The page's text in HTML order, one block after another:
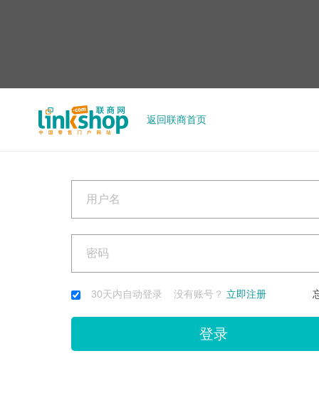
返回联商首页
30天内自动登录 没有账号？ 立即注册